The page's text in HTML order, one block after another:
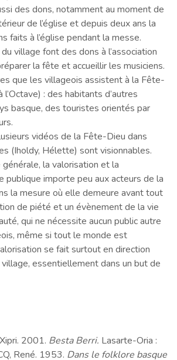
des dons, notamment au moment de
de l’église et depuis deux ans la
faits à l’église pendant la messe.
village font des dons à l’association
la fête et accueillir les musiciens.
que les villageois assistent à la Fête-
: des habitants d’autres
basque, des touristes orientés par
vidéos de la Fête-Dieu dans
(Iholdy, Hélette) sont visionnables.
générale, la valorisation et la
publique importe peu aux acteurs de la
la mesure où elle demeure avant tout
de piété et un évènement de la vie
qui ne nécessite aucun public autre
même si tout le monde est
se fait surtout en direction
essentiellement dans un but de
2001. Besta Berri. Lasarte-Oria :
René. 1953. Dans le folklore basque